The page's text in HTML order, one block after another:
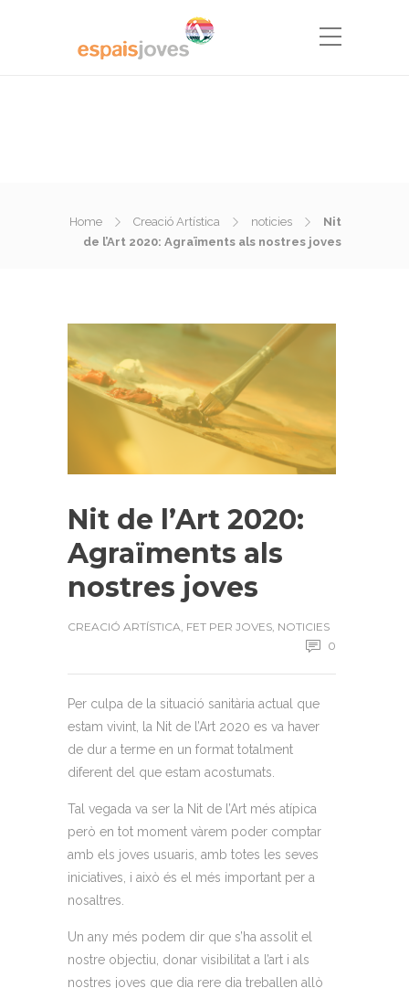
Home Creació Artística noticies
Nit
de l’Art 2020: Agraïments als nostres joves
Nit de l’Art 2020:
Agraïments als
nostres joves
CREACIÓ ARTÍSTICA, FET PER JOVES, NOTICIES
0
Per culpa de la situació sanitària actual que
estam vivint, la Nit de l’Art 2020 es va haver
de dur a terme en un format totalment
diferent del que estam acostumats.
Tal vegada va ser la Nit de l’Art més atípica
però en tot moment vàrem poder comptar
amb els joves usuaris, amb totes les seves
iniciatives, i això és el més important per a
nosaltres.
Un any més podem dir que s’ha assolit el
nostre objectiu, donar visibilitat a l’art i als
nostres joves que dia rere dia treballen allò